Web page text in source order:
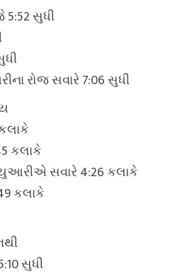
5:52 સુધી
રોજ સવારે 7:06 સુધી
કલાકે
સવારે 4:26 કલાકે
કલાકે
સુધી